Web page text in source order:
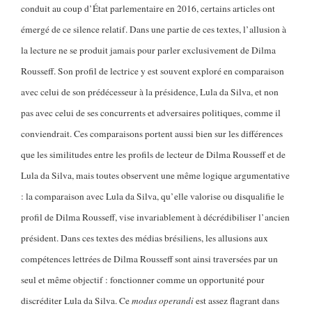
conduit au coup d’État parlementaire en 2016, certains articles ont
émergé de ce silence relatif. Dans une partie de ces textes, l’allusion à
la lecture ne se produit jamais pour parler exclusivement de Dilma
Rousseff. Son profil de lectrice y est souvent exploré en comparaison
avec celui de son prédécesseur à la présidence, Lula da Silva, et non
pas avec celui de ses concurrents et adversaires politiques, comme il
conviendrait. Ces comparaisons portent aussi bien sur les différences
que les similitudes entre les profils de lecteur de Dilma Rousseff et de
Lula da Silva, mais toutes observent une même logique argumentative
: la comparaison avec Lula da Silva, qu’elle valorise ou disqualifie le
profil de Dilma Rousseff, vise invariablement à décrédibiliser l’ancien
président. Dans ces textes des médias brésiliens, les allusions aux
compétences lettrées de Dilma Rousseff sont ainsi traversées par un
seul et même objectif : fonctionner comme un opportunité pour
discréditer Lula da Silva. Cemodus operandiest assez flagrant dans